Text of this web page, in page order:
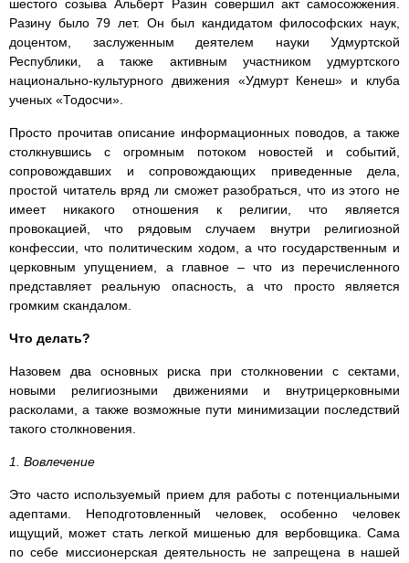
шестого созыва Альберт Разин совершил акт самосожжения.
Разину было 79 лет. Он был кандидатом философских наук,
доцентом, заслуженным деятелем науки Удмуртской
Республики, а также активным участником удмуртского
национально-культурного движения «Удмурт Кенеш» и клуба
ученых «Тодосчи».
Просто прочитав описание информационных поводов, а также
столкнувшись с огромным потоком новостей и событий,
сопровождавших и сопровождающих приведенные дела,
простой читатель вряд ли сможет разобраться, что из этого не
имеет никакого отношения к религии, что является
провокацией, что рядовым случаем внутри религиозной
конфессии, что политическим ходом, а что государственным и
церковным упущением, а главное – что из перечисленного
представляет реальную опасность, а что просто является
громким скандалом.
Что делать?
Назовем два основных риска при столкновении с сектами,
новыми религиозными движениями и внутрицерковными
расколами, а также возможные пути минимизации последствий
такого столкновения.
1. Вовлечение
Это часто используемый прием для работы с потенциальными
адептами. Неподготовленный человек, особенно человек
ищущий, может стать легкой мишенью для вербовщика. Сама
по себе миссионерская деятельность не запрещена в нашей